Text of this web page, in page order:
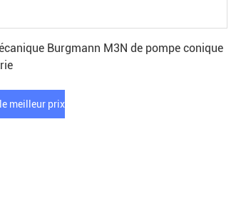
Burgmann M3N de pompe conique
meilleur prix